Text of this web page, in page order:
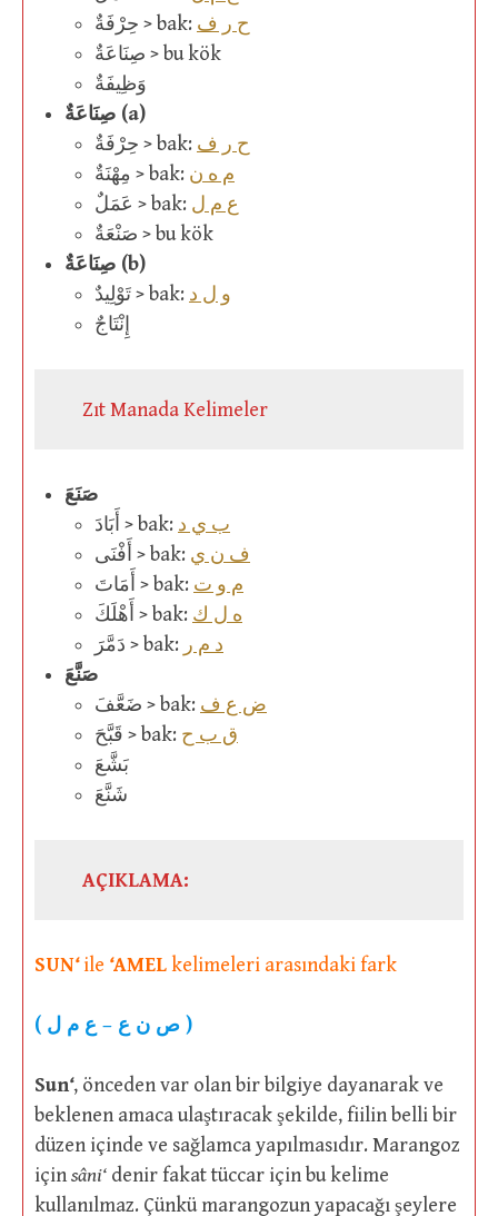
حِرْفَةٌ > bak: ح ر ف
صِنَاعَةٌ > bu kök
وَظِيفَةٌ
صِنَاعَةٌ (a)
حِرْفَةٌ > bak: ح ر ف
مِهْنَةٌ > bak: م ه ن
عَمَلٌ > bak: ع م ل
صَنْعَةٌ > bu kök
صِنَاعَةٌ (b)
تَوْلِيدٌ > bak: و ل د
إِنْتَاجٌ
Zıt Manada Kelimeler
صَنَعَ
أَبَادَ > bak: ب ي د
أَفْنَى > bak: ف ن ي
أَمَاتَ > bak: م و ت
أَهْلَكَ > bak: ه ل ك
دَمَّرَ > bak: د م ر
صَنَّعَ
ضَعَّفَ > bak: ض ع ف
قَبَّحَ > bak: ق ب ح
بَشَّعَ
شَنَّعَ
AÇIKLAMA:
SUN‘ile ‘AMELkelimeleri arasındaki fark
( ص ن ع – ع م ل )
Sun‘, önceden var olan bir bilgiye dayanarak ve
beklenen amaca ulaştıracak şekilde, fiilin belli bir
düzen içinde ve sağlamca yapılmasıdır. Marangoz
içinsâni‘ denir fakat tüccar için bu kelime
kullanılmaz. Çünkü marangozun yapacağı şeylere